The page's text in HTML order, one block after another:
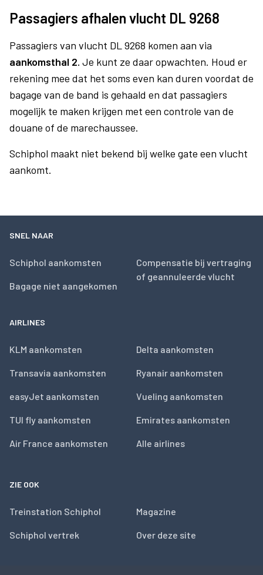
Passagiers afhalen vlucht DL 9268
Passagiers van vlucht DL 9268 komen aan via
aankomsthal 2. Je kunt ze daar opwachten. Houd er
rekening mee dat het soms even kan duren voordat de
bagage van de band is gehaald en dat passagiers
mogelijk te maken krijgen met een controle van de
douane of de marechaussee.
Schiphol maakt niet bekend bij welke gate een vlucht
aankomt.
SNEL NAAR
Schiphol aankomsten
Bagage niet aangekomen
Compensatie bij vertraging
of geannuleerde vlucht
AIRLINES
KLM aankomsten
Transavia aankomsten
easyJet aankomsten
TUI fly aankomsten
Air France aankomsten
Delta aankomsten
Ryanair aankomsten
Vueling aankomsten
Emirates aankomsten
Alle airlines
ZIE OOK
Treinstation Schiphol
Schiphol vertrek
Magazine
Over deze site